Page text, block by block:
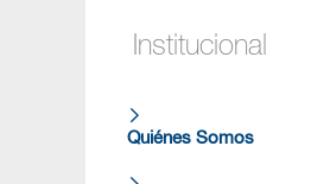
Institucional
Quiénes Somos